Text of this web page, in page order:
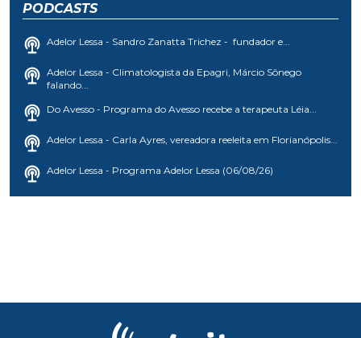
PODCASTS
Adelor Lessa - Sandro Zanatta Trichez - fundador e...
Adelor Lessa - Climatologista da Epagri, Márcio Sônego
falando...
Do Avesso - Programa do Avesso recebe a terapeuta Léia...
Adelor Lessa - Carla Ayres, vereadora reeleita em Florianópolis...
Adelor Lessa - Programa Adelor Lessa (06/08/26)